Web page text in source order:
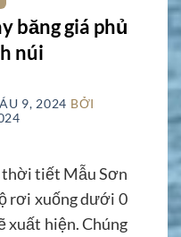
băng giá phủ
núi
9, 2024 BỞI
thời tiết Mẫu Sơn
rơi xuống dưới 0
xuất hiện. Chúng